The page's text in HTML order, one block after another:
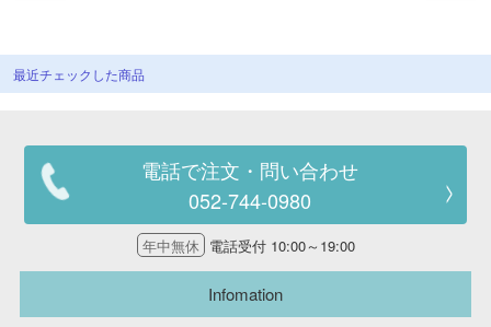
最近チェックした商品
電話で注文・問い合わせ
052-744-0980
年中無休 電話受付 10:00～19:00
Infomation